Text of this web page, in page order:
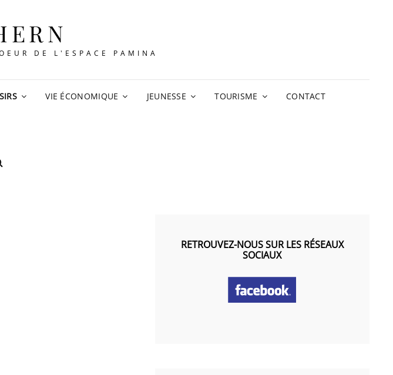
DE L'ESPACE PAMINA
VIE ÉCONOMIQUE JEUNESSE TOURISME CONTACT
SEARCH
RETROUVEZ-NOUS SUR LES RÉSEAUX
SOCIAUX